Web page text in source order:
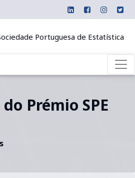
Portuguesa de Estatística
Prémio SPE